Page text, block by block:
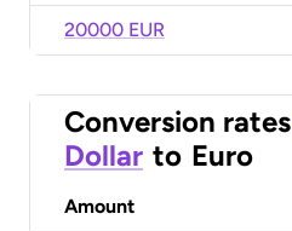
20000 EUR
Conversion rates
Dollar to Euro
Amount